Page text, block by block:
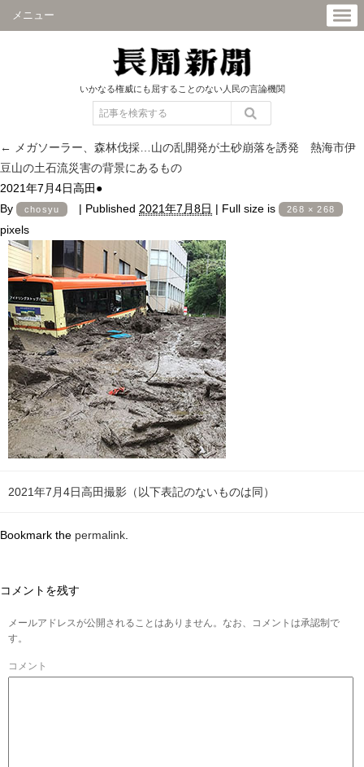
メニュー
いかなる権威にも屈することのない人民の言論機関
←
メガソーラー、森林伐採…山の乱開発が土砂崩落を誘発 熱海市伊
豆山の土石流災害の背景にあるもの
2021年7月4日高田●
By
chosyu | Published 2021年7月8日 | Full size is 268 × 268
pixels
2021年7月4日高田撮影（以下表記のないものは同）
Bookmark the permalink
コメントを残す
メールアドレスが公開されることはありません。なお、コメントは承認制で
す。
コメント